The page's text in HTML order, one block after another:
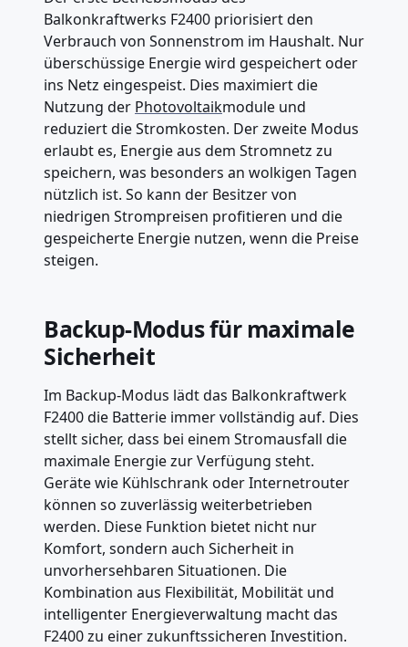
Balkonkraftwerks F2400 priorisiert den
Verbrauch von Sonnenstrom im Haushalt. Nur
überschüssige Energie wird gespeichert oder
ins Netz eingespeist. Dies maximiert die
Nutzung der Photovoltaikmodule und
reduziert die Stromkosten. Der zweite Modus
erlaubt es, Energie aus dem Stromnetz zu
speichern, was besonders an wolkigen Tagen
nützlich ist. So kann der Besitzer von
niedrigen Strompreisen profitieren und die
gespeicherte Energie nutzen, wenn die Preise
steigen.
Backup-Modus für maximale
Sicherheit
Im Backup-Modus lädt das Balkonkraftwerk
F2400 die Batterie immer vollständig auf. Dies
stellt sicher, dass bei einem Stromausfall die
maximale Energie zur Verfügung steht.
Geräte wie Kühlschrank oder Internetrouter
können so zuverlässig weiterbetrieben
werden. Diese Funktion bietet nicht nur
Komfort, sondern auch Sicherheit in
unvorhersehbaren Situationen. Die
Kombination aus Flexibilität, Mobilität und
intelligenter Energieverwaltung macht das
F2400 zu einer zukunftssicheren Investition.